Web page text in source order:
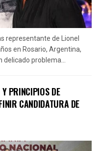
representante de Lionel
en Rosario, Argentina,
problema...
Y PRINCIPIOS DE
CANDIDATURA DE